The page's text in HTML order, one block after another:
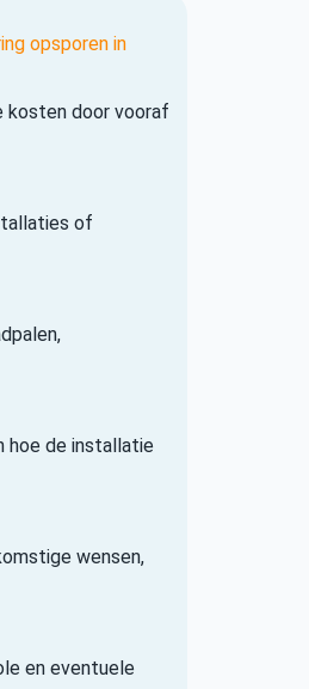
opsporen in
kosten door vooraf
of
hoe de installatie
wensen,
en eventuele